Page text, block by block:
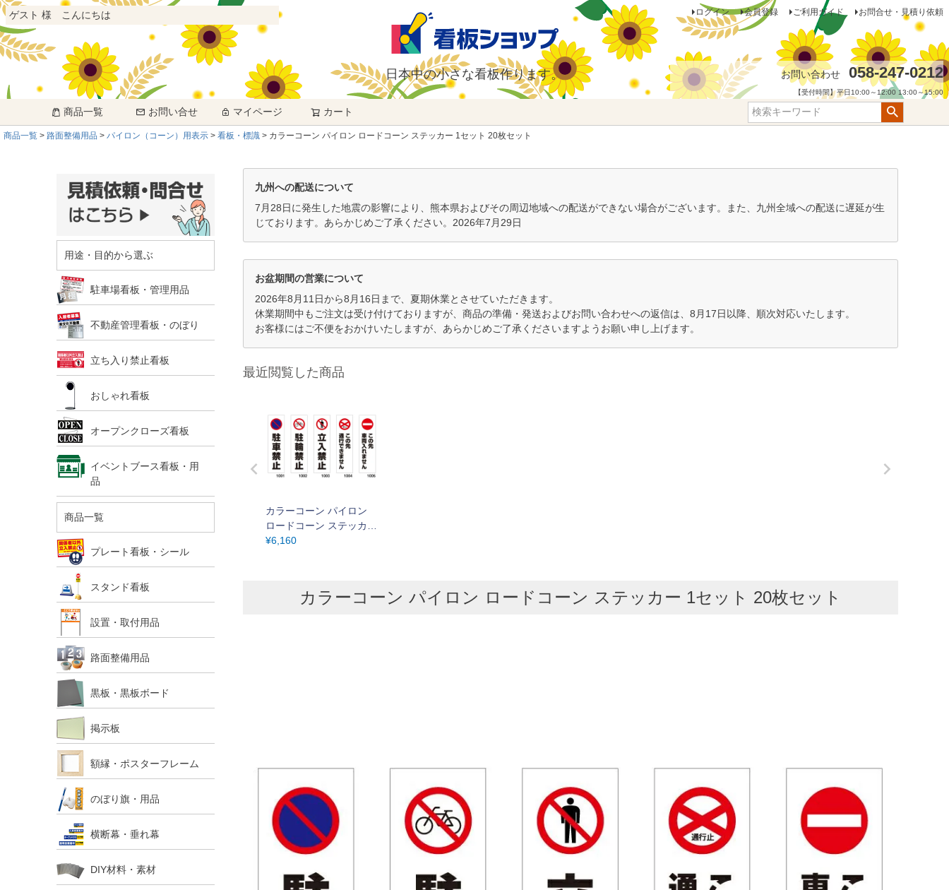
ゲスト 様 こんにちは
日本中の小さな看板作ります。
ログイン 会員登録 ご利用ガイド お問合せ・見積り依頼
お問い合わせ 058-247-0212
【受付時間】平日10:00～12:00 13:00～15:00
商品一覧 お問い合せ マイページ カート
商品一覧 路面整備用品 パイロン（コーン）用表示 看板・標識 カラーコーン パイロン ロードコーン ステッカー 1セット 20枚セット
用途・目的から選ぶ
駐車場看板・管理用品
不動産管理看板・のぼり
立ち入り禁止看板
おしゃれ看板
オープンクローズ看板
イベントブース看板・用
品
商品一覧
プレート看板・シール
スタンド看板
設置・取付用品
路面整備用品
黒板・黒板ボード
掲示板
額縁・ポスターフレーム
のぼり旗・用品
横断幕・垂れ幕
DIY材料・素材
九州への配送について
7月28日に発生した地震の影響により、熊本県およびその周辺地域への配送ができない場合がございます。また、九州全域への配送に遅延が生
じております。あらかじめご了承ください。2026年7月29日
お盆期間の営業について
2026年8月11日から8月16日まで、夏期休業とさせていただきます。
休業期間中もご注文は受け付けておりますが、商品の準備・発送およびお問い合わせへの返信は、8月17日以降、順次対応いたします。
お客様にはご不便をおかけいたしますが、あらかじめご了承くださいますようお願い申し上げます。
最近閲覧した商品
カラーコーン パイロン
ロードコーン ステッカー
1セット 20枚セット
¥6,160
カラーコーン パイロン ロードコーン ステッカー 1セット 20枚セット